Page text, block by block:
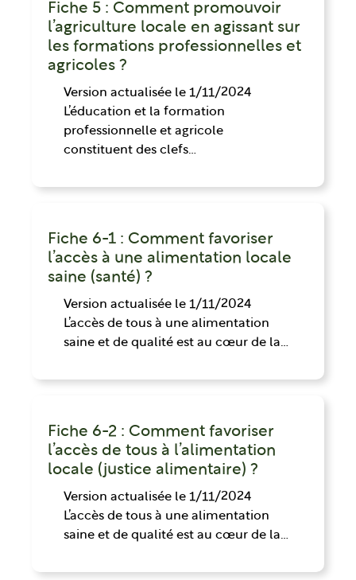
Fiche 5 : Comment promouvoir
l’agriculture locale en agissant sur
les formations professionnelles et
agricoles ?
Version actualisée le 1/11/2024
L’éducation et la formation
professionnelle et agricole
constituent des clefs…
Fiche 6-1 : Comment favoriser
l’accès à une alimentation locale
saine (santé) ?
Version actualisée le 1/11/2024
L’accès de tous à une alimentation
saine et de qualité est au cœur de la…
Fiche 6-2 : Comment favoriser
l’accès de tous à l’alimentation
locale (justice alimentaire) ?
Version actualisée le 1/11/2024
L’accès de tous à une alimentation
saine et de qualité est au cœur de la…